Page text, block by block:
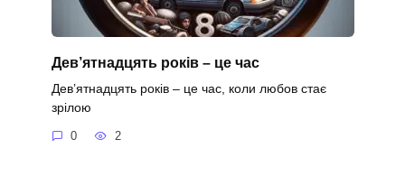
Дев’ятнадцять років – це час
Дев’ятнадцять років – це час, коли любов стає
зрілою
0 2